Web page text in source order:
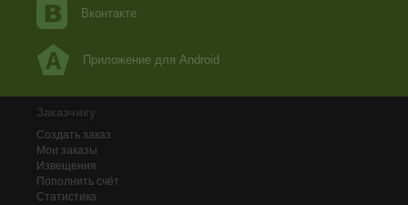
Вконтакте
Приложение для Android
Заказчику
Создать заказ
Мои заказы
Извещения
Пополнить счёт
Статистика